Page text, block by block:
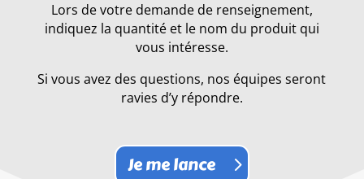
Lors de votre demande de renseignement,
indiquez la quantité et le nom du produit qui
vous intéresse.
Si vous avez des questions, nos équipes seront
ravies d’y répondre.
Je me lance